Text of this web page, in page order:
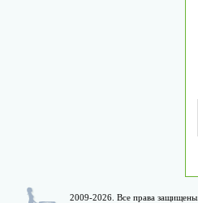
2009-2026. Все права защищены.